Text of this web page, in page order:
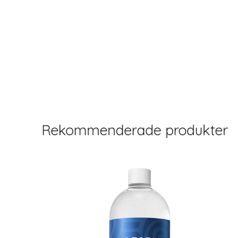
Rekommenderade produkter